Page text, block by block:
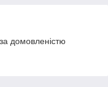
домовленістю